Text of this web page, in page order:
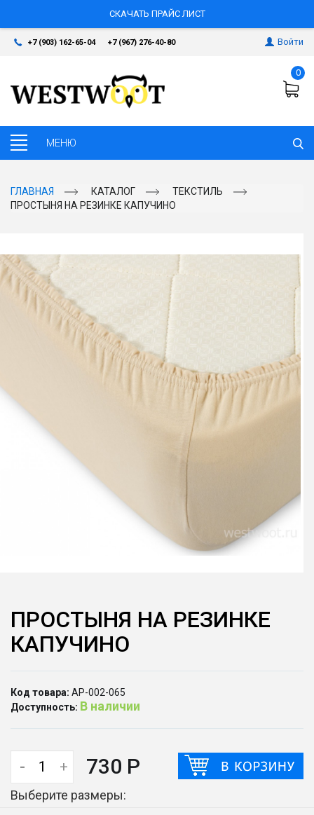
СКАЧАТЬ ПРАЙС ЛИСТ
+7 (903) 162-65-04 +7 (967) 276-40-80 Войти
0
ГЛАВНАЯ КАТАЛОГ
ТЕКСТИЛЬ
ПРОСТЫНЯ НА РЕЗИНКЕ КАПУЧИНО
ПРОСТЫНЯ НА РЕЗИНКЕ
КАПУЧИНО
Код товара: АР-002-065
Доступность: В наличии
- + 730 Р
Выберите размеры: